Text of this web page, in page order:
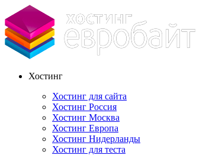
Хостинг
Хостинг для сайта
Хостинг Россия
Хостинг Москва
Хостинг Европа
Хостинг Нидерланды
Хостинг для теста